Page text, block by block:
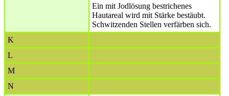
Ein mit Jodlösung bestrichenes
Hautareal wird mit Stärke bestäubt.
Schwitzenden Stellen verfärben sich.
K
L
M
N